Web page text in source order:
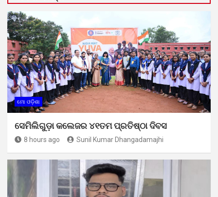
ମୋ ଓଡ଼ିଶା
ସେମିଲିଗୁଡ଼ା କଲେଜର ୪୧ତମ ପ୍ରତିଷ୍ଠା ଦିବସ
8 hours ago Sunil Kumar Dhangadamajhi